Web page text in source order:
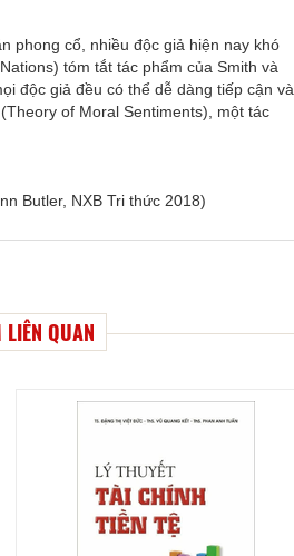
phong cổ, nhiều độc giả hiện nay khó
tóm tắt tác phẩm của Smith và
độc giả đều có thể dễ dàng tiếp cận và
(Theory of Moral Sentiments), một tác
Butler, NXB Tri thức 2018)
QUAN